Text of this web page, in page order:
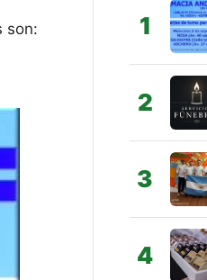
son:
1
2
3
4